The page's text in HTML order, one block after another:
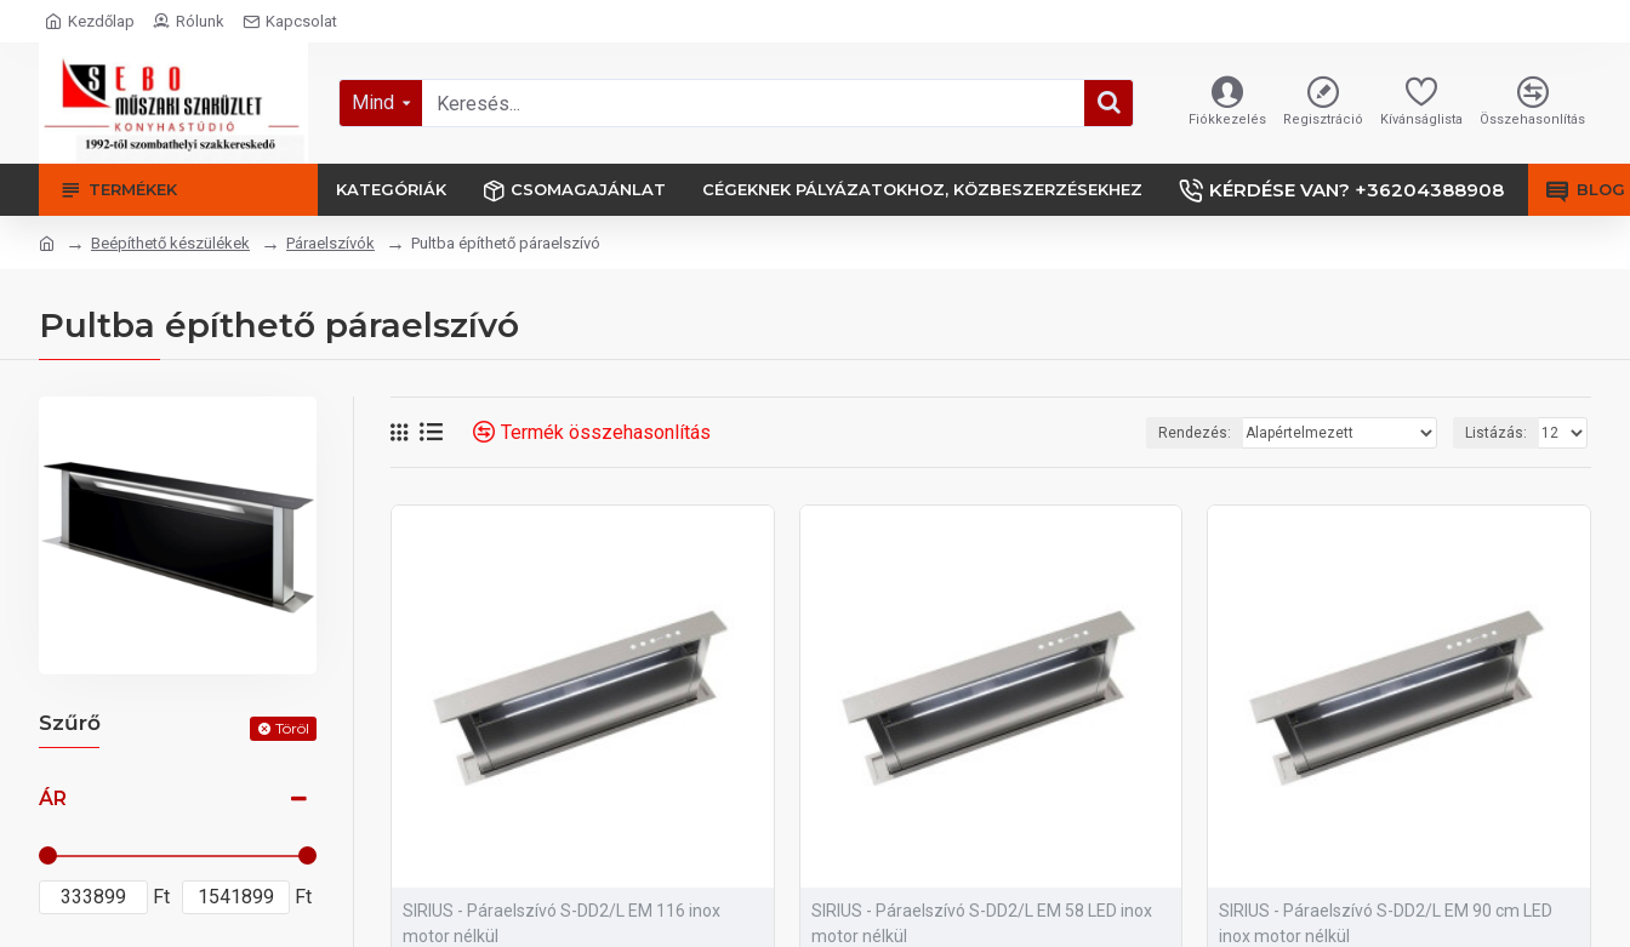
Kezdőlap Rólunk Kapcsolat
Mind
Fiókkezelés Regisztráció Kívánságlista Összehasonlítás
TERMÉKEK KATEGÓRIÁK CSOMAGAJÁNLAT CÉGEKNEK PÁLYÁZATOKHOZ, KÖZBESZERZÉSEKHEZ KÉRDÉSE VAN? +36204388908 BLOG
Beépíthető készülékek Páraelszívók Pultba építhető páraelszívó
Pultba építhető páraelszívó
Szűrő Töröl
ÁR
Ft Ft
Termék összehasonlítás Rendezés: Listázás:
SIRIUS - Páraelszívó S-DD2/L EM 116 inox
motor nélkül
SIRIUS - Páraelszívó S-DD2/L EM 58 LED inox
motor nélkül
SIRIUS - Páraelszívó S-DD2/L EM 90 cm LED
inox motor nélkül